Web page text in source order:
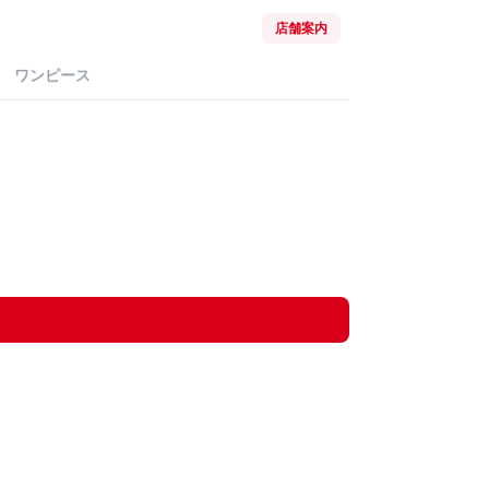
店舗案内
ワンピース